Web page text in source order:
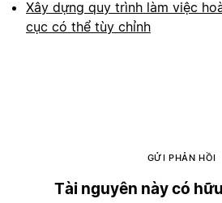
Xây dựng quy trình làm việc
cục có thể tùy chỉnh
GỬI PHẢN HỒI
Tài nguyên này có